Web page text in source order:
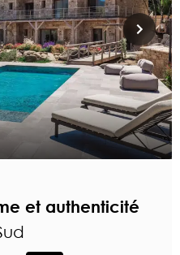
et authenticité